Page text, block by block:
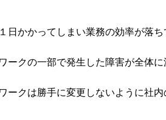
ってしまい業務の効率が落ち
一部で発生した障害が全体に
勝手に変更しないように社内